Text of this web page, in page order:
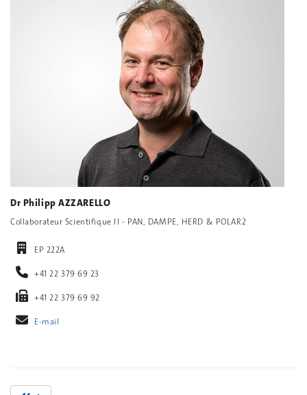
Dr Philipp AZZARELLO
Collaborateur Scientifique II - PAN, DAMPE, HERD & POLAR2
EP 222A
+41 22 379 69 23
+41 22 379 69 92
E-mail